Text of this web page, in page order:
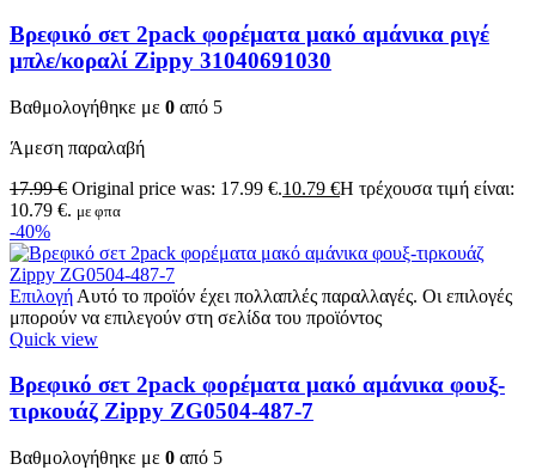
Βρεφικό σετ 2pack φορέματα μακό αμάνικα ριγέ
μπλε/κοραλί Zippy 31040691030
Βαθμολογήθηκε με 0 από 5
Άμεση παραλαβή
17.99€ Original price was: 17.99 €.10.79 €Η τρέχουσα τιμή είναι:
10.79 €. με φπα
-40%
Επιλογή Αυτό το προϊόν έχει πολλαπλές παραλλαγές. Οι επιλογές
μπορούν να επιλεγούν στη σελίδα του προϊόντος
Quick view
Βρεφικό σετ 2pack φορέματα μακό αμάνικα φουξ-
τιρκουάζ Zippy ZG0504-487-7
Βαθμολογήθηκε με 0 από 5